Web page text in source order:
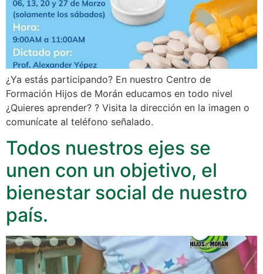
¿Ya estás participando? En nuestro Centro de
Formación Hijos de Morán educamos en todo nivel
¿Quieres aprender? ? Visita la dirección en la imagen o
comunícate al teléfono señalado.
Todos nuestros ejes se
unen con un objetivo, el
bienestar social de nuestro
país.